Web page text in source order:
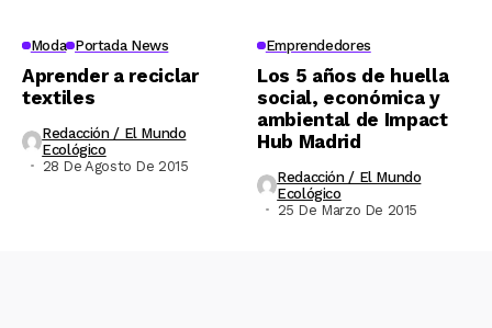
Moda Portada News
Aprender a reciclar
textiles
Redacción / El Mundo
Ecológico
28 De Agosto De 2015
Emprendedores
Los 5 años de huella
social, económica y
ambiental de Impact
Hub Madrid
Redacción / El Mundo
Ecológico
25 De Marzo De 2015